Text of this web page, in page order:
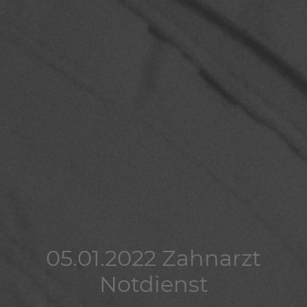
05.01.2022 Zahnarzt
Notdienst
05.01.2022 Zahnarzt
Notdienst
05.01.2022 Zahnarzt
Notdienst